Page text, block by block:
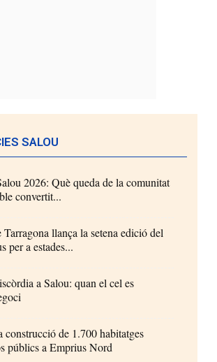
SALOU
2026: Què queda de la comunitat
convertit...
llança la setena edició del
per a estades...
a Salou: quan el cel es
construcció de 1.700 habitatges
públics a Emprius Nord